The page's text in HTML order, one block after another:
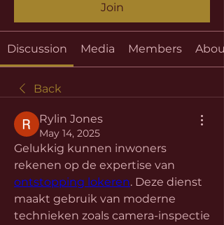
Join
Discussion Media Members About
Back
Rylin Jones
May 14, 2025
Gelukkig kunnen inwoners
ontstopping lokeren. Deze dienst
maakt gebruik van moderne
technieken zoals camera-inspectie